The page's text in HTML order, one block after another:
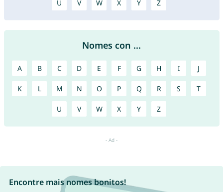
U V W X Y Z
Nomes con ...
A B C D E F G H I J
K L M N O P Q R S T
U V W X Y Z
Encontre mais nomes bonitos!